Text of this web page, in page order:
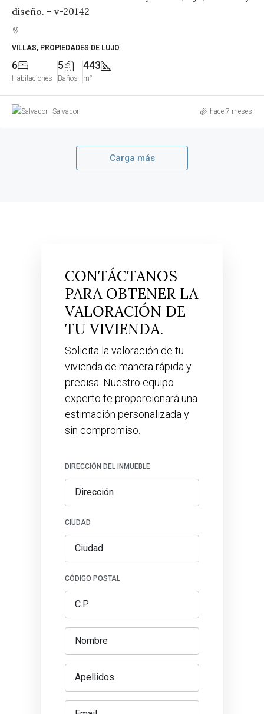
diseño. – v-20142
VILLAS, PROPIEDADES DE LUJO
6
Habitaciones
5
Baños
443
m²
Salvador hace 7 meses
Carga más
CONTÁCTANOS
PARA OBTENER LA
VALORACIÓN DE
TU VIVIENDA.
Solicita la valoración de tu
vivienda de manera rápida y
precisa. Nuestro equipo
experto te proporcionará una
estimación personalizada y
sin compromiso.
DIRECCIÓN DEL INMUEBLE
CIUDAD
CÓDIGO POSTAL